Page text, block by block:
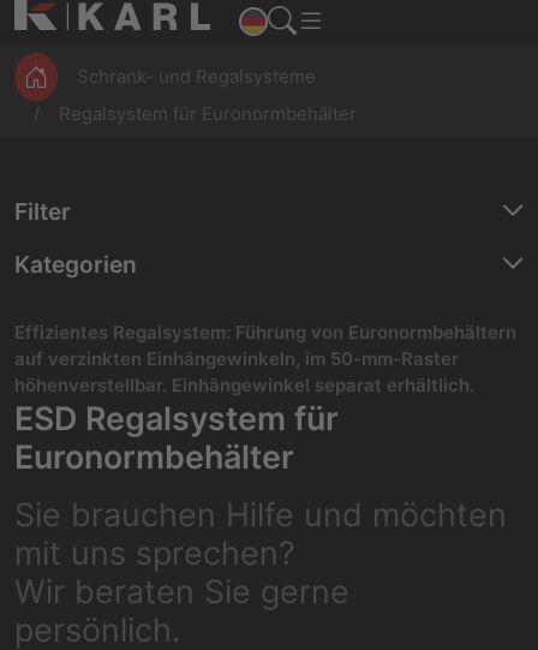
Montage
Magazine
ESD
Werkbänke
Schrank- und Regalsysteme
Regalsystem für Euronormbehälter
Filter
Kategorien
Effizientes Regalsystem: Führung von Euronormbehältern
auf verzinkten Einhängewinkeln, im 50-mm-Raster
höhenverstellbar. Einhängewinkel separat erhältlich.
ESD Regalsystem für
Euronormbehälter
Sie brauchen Hilfe und möchten
mit uns sprechen?
Wir beraten Sie gerne
persönlich.